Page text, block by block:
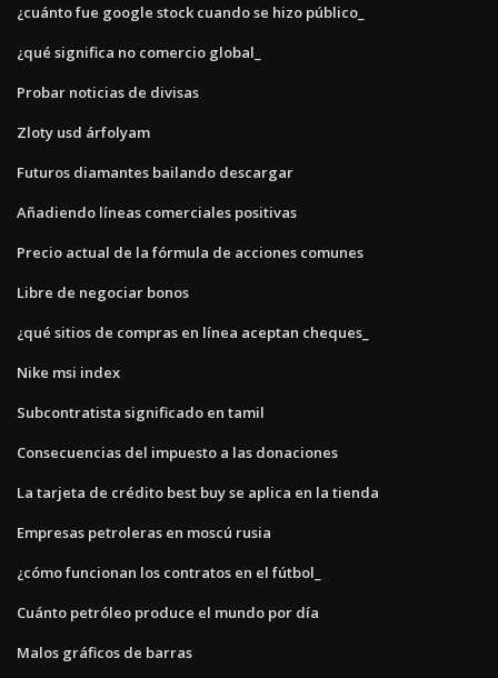
¿cuánto fue google stock cuando se hizo público_
¿qué significa no comercio global_
Probar noticias de divisas
Zloty usd árfolyam
Futuros diamantes bailando descargar
Añadiendo líneas comerciales positivas
Precio actual de la fórmula de acciones comunes
Libre de negociar bonos
¿qué sitios de compras en línea aceptan cheques_
Nike msi index
Subcontratista significado en tamil
Consecuencias del impuesto a las donaciones
La tarjeta de crédito best buy se aplica en la tienda
Empresas petroleras en moscú rusia
¿cómo funcionan los contratos en el fútbol_
Cuánto petróleo produce el mundo por día
Malos gráficos de barras